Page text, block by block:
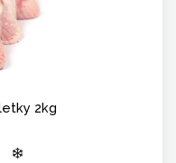
2kg